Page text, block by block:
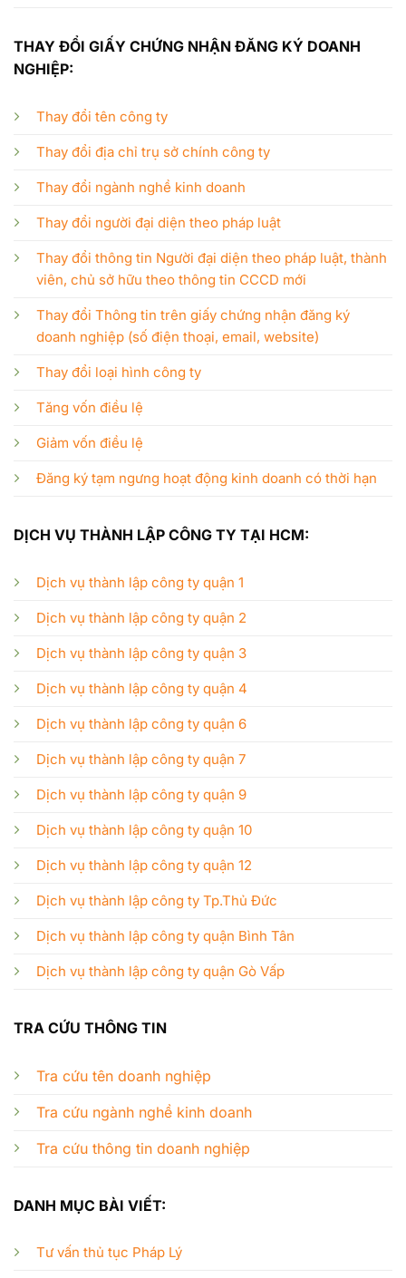
THAY ĐỔI GIẤY CHỨNG NHẬN ĐĂNG KÝ DOANH
NGHIỆP:
Thay đổi tên công ty
Thay đổi địa chỉ trụ sở chính công ty
Thay đổi ngành nghề kinh doanh
Thay đổi người đại diện theo pháp luật
Thay đổi thông tin Người đại diện theo pháp luật, thành
viên, chủ sở hữu theo thông tin CCCD mới
Thay đổi Thông tin trên giấy chứng nhận đăng ký
doanh nghiệp (số điện thoại, email, website)
Thay đổi loại hình công ty
Tăng vốn điều lệ
Giảm vốn điều lệ
Đăng ký tạm ngưng hoạt động kinh doanh có thời hạn
DỊCH VỤ THÀNH LẬP CÔNG TY TẠI HCM:
Dịch vụ thành lập công ty quận 1
Dịch vụ thành lập công ty quận 2
Dịch vụ thành lập công ty quận 3
Dịch vụ thành lập công ty quận 4
Dịch vụ thành lập công ty quận 6
Dịch vụ thành lập công ty quận 7
Dịch vụ thành lập công ty quận 9
Dịch vụ thành lập công ty quận 10
Dịch vụ thành lập công ty quận 12
Dịch vụ thành lập công ty Tp.Thủ Đức
Dịch vụ thành lập công ty quận Bình Tân
Dịch vụ thành lập công ty quận Gò Vấp
TRA CỨU THÔNG TIN
Tra cứu tên doanh nghiệp
Tra cứu ngành nghề kinh doanh
Tra cứu thông tin doanh nghiệp
DANH MỤC BÀI VIẾT:
Tư vấn thủ tục Pháp Lý